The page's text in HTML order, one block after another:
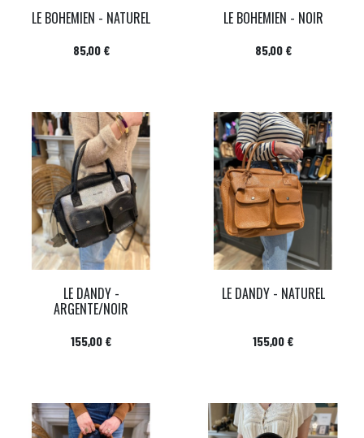
LE BOHEMIEN - NATUREL
Prix
85,00 €
LE BOHEMIEN - NOIR
Prix
85,00 €
LE DANDY -
ARGENTE/NOIR
Prix
155,00 €
LE DANDY - NATUREL
Prix
155,00 €